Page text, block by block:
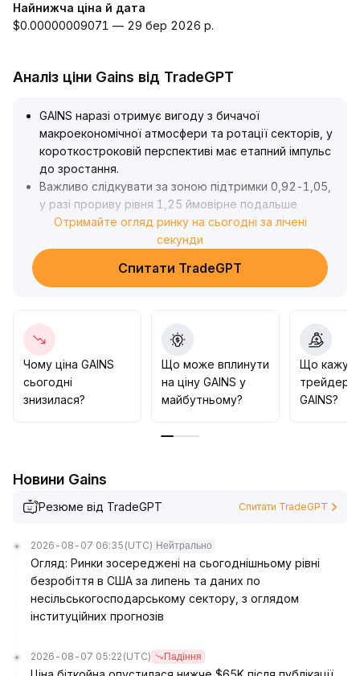
Найнижча ціна й дата
$0.00000009071 — 29 бер 2026 р.
Аналіз ціни Gains від TradeGPT
GAINS наразі отримує вигоду з бичачої
макроекономічної атмосфери та ротації секторів, у
короткостроковій перспективі має етапний імпульс
до зростання.
Важливо слідкувати за зоною підтримки 0,92-1,05,
у разі прориву рівня 1,25 ймовірне подальше
розширення приросту.
Оскільки спекулятивні настрої поновилися, а капітал
швидко перемикається, інвесторам
рекомендується динамічно коригувати структуру
контролю відкату для досягнення оптимального
балансу ризику й прибутку
Отримайте огляд ринку на сьогодні за лічені
секунди
Спитати TradeGPT
Чому ціна GAINS
сьогодні
знизилася?
Що може вплинути
на ціну GAINS у
майбутньому?
Що
трейдери
GAINS?
Новини Gains
Резюме від TradeGPT Спитати TradeGPT
2026-08-07 06:35 (UTC) Нейтрально
Огляд: Ринки зосереджені на сьогоднішньому рівні
безробіття в США за липень та даних по
несільськогосподарському сектору, з оглядом
інституційних прогнозів
2026-08-07 05:22 (UTC) Падіння